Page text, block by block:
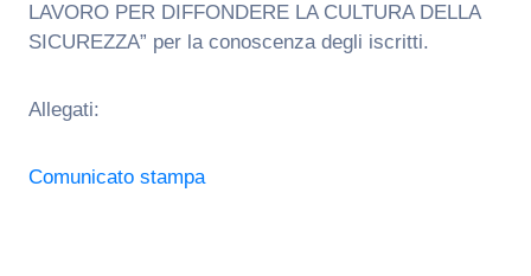
LAVORO PER DIFFONDERE LA CULTURA DELLA
SICUREZZA” per la conoscenza degli iscritti.
Allegati:
Comunicato stampa